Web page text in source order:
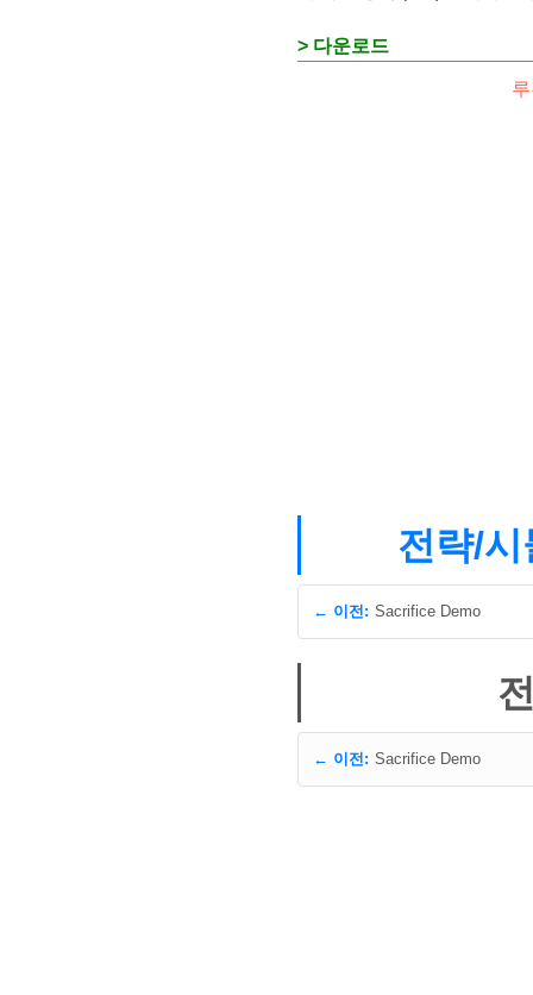
> 다운로드
전략/
← 이전: Sacrifice Demo
← 이전: Sacrifice Demo